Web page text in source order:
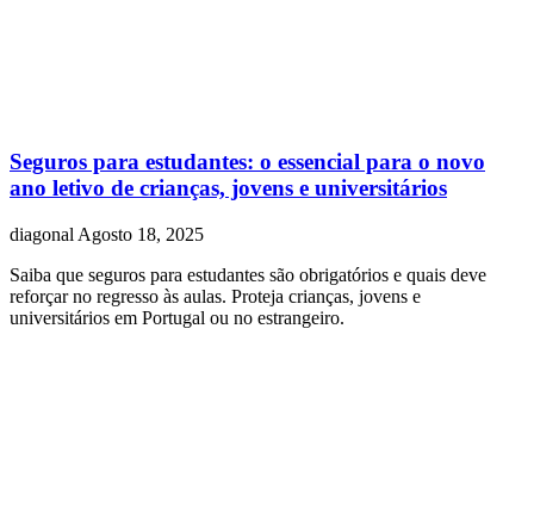
Seguros para estudantes: o essencial para o novo
ano letivo de crianças, jovens e universitários
diagonal Agosto 18, 2025
Saiba que seguros para estudantes são obrigatórios e quais deve
reforçar no regresso às aulas. Proteja crianças, jovens e
universitários em Portugal ou no estrangeiro.